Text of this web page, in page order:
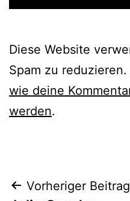
Diese Website
Spam zu reduzieren.
wie deine
werden.
Beitrags-
Vorheriger Beitrag